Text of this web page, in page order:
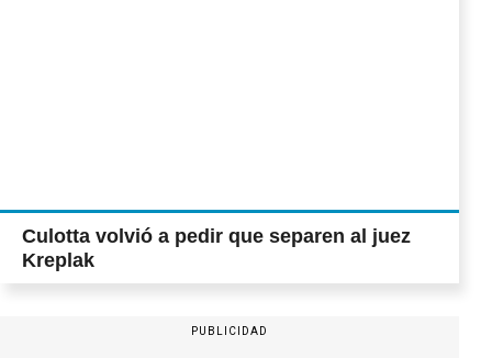
Culotta volvió a pedir que separen al juez
Kreplak
PUBLICIDAD